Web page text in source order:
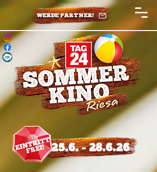
WERDE PARTNER!
25.6. - 28.6.26